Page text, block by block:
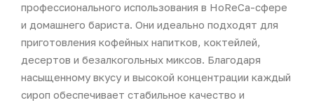
профессионального использования в HoReCa-сфере
и домашнего бариста. Они идеально подходят для
приготовления кофейных напитков, коктейлей,
десертов и безалкогольных миксов. Благодаря
насыщенному вкусу и высокой концентрации каждый
сироп обеспечивает стабильное качество и